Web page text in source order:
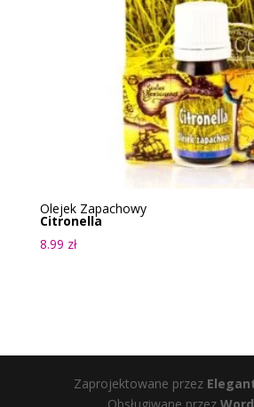
Olejek Zapachowy
Citronella
8.99 zł
Zaprojektowane przez
Obsługiwane przez